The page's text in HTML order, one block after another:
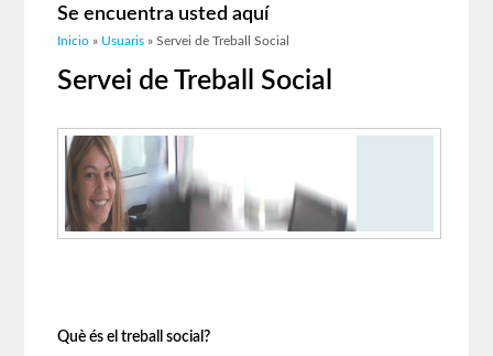
Se encuentra usted aquí
Inicio » Usuaris » Servei de Treball Social
Servei de Treball Social
Què és el treball social?